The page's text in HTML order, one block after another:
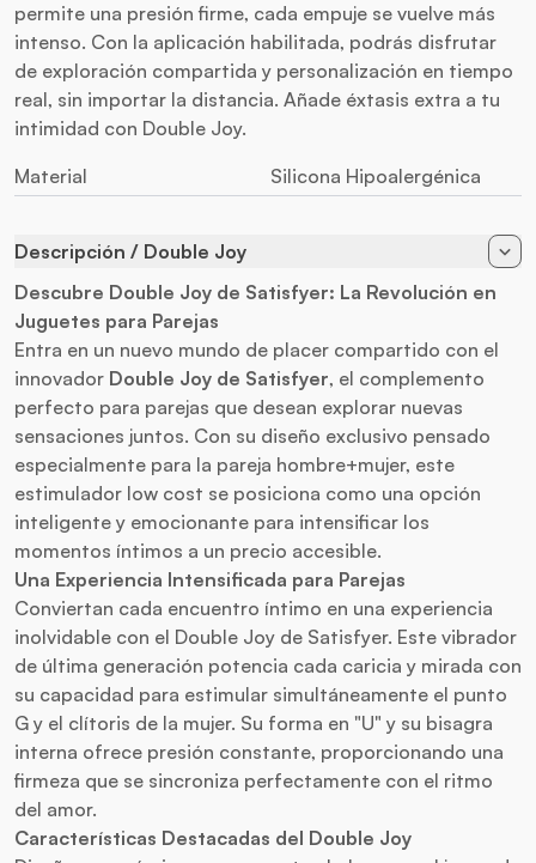
permite una presión firme, cada empuje se vuelve más
intenso. Con la aplicación habilitada, podrás disfrutar
de exploración compartida y personalización en tiempo
real, sin importar la distancia. Añade éxtasis extra a tu
intimidad con Double Joy.
Material
Silicona Hipoalergénica
Descripción / Double Joy
Descubre Double Joy de Satisfyer: La Revolución en
Juguetes para Parejas
Entra en un nuevo mundo de placer compartido con el
innovador Double Joy de Satisfyer, el complemento
perfecto para parejas que desean explorar nuevas
sensaciones juntos. Con su diseño exclusivo pensado
especialmente para la pareja hombre+mujer, este
estimulador low cost se posiciona como una opción
inteligente y emocionante para intensificar los
momentos íntimos a un precio accesible.
Una Experiencia Intensificada para Parejas
Conviertan cada encuentro íntimo en una experiencia
inolvidable con el Double Joy de Satisfyer. Este vibrador
de última generación potencia cada caricia y mirada con
su capacidad para estimular simultáneamente el punto
G y el clítoris de la mujer. Su forma en "U" y su bisagra
interna ofrece presión constante, proporcionando una
firmeza que se sincroniza perfectamente con el ritmo
del amor.
Características Destacadas del Double Joy